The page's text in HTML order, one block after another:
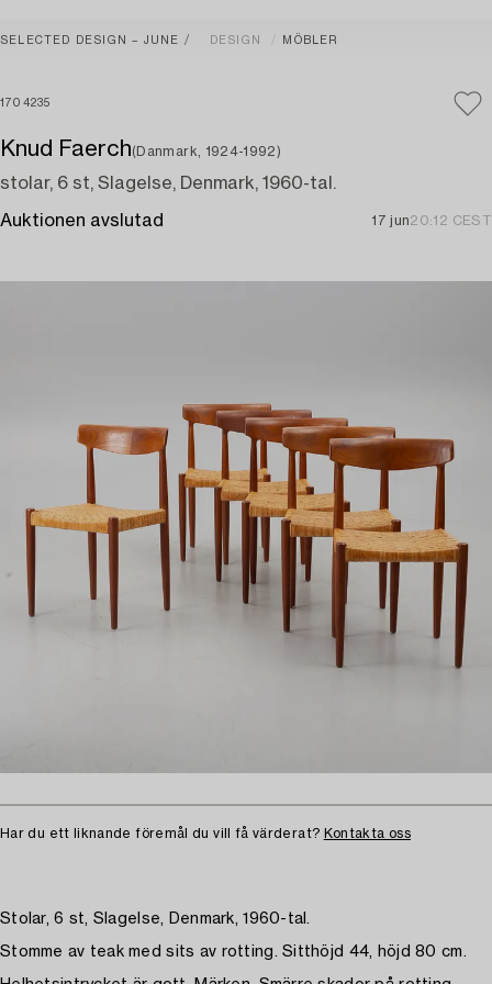
SELECTED DESIGN – JUNE DESIGN MÖBLER
1704235
Knud Faerch(Danmark, 1924-1992)
stolar, 6 st, Slagelse, Denmark, 1960-tal.
Auktionen avslutad 17 jun20:12 CEST
Har du ett liknande föremål du vill få värderat? Kontakta oss
Stolar, 6 st, Slagelse, Denmark, 1960-tal.
Stomme av teak med sits av rotting. Sitthöjd 44, höjd 80 cm.